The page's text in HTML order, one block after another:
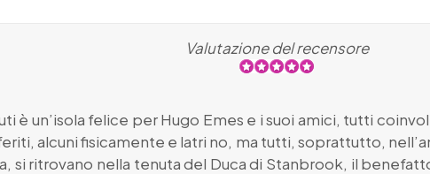
Valutazione del recensore
è un’isola felice per Hugo Emes e i suoi amici, tutti
alcuni fisicamente e latri no, ma tutti, soprattutto,
si ritrovano nella tenuta del Duca di Stanbrook, il